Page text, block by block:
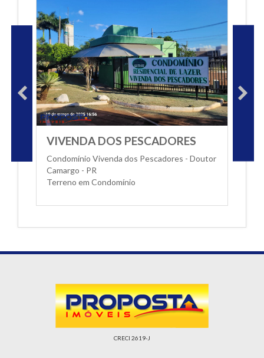
VIVENDA DOS PESCADORES
Condomínio Vivenda dos Pescadores - Doutor
Camargo - PR
Terreno em Condomínio
CRECI 2619-J